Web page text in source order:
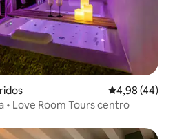
Calificación
4,98 (44)
• Love Room Tours centro